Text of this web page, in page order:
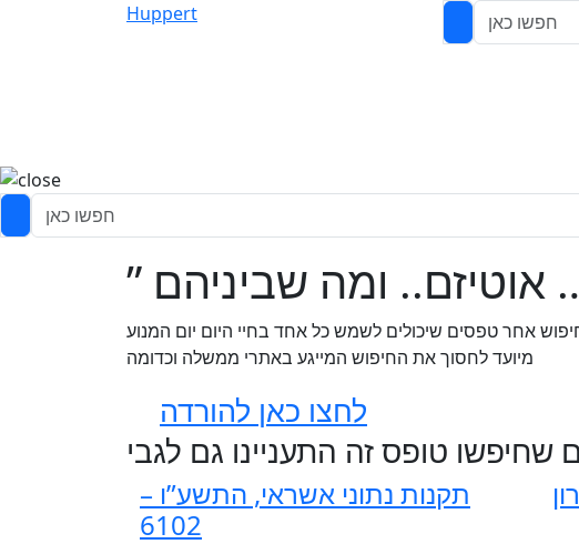
Huppert
אחר טפסים שיכולים לשמש כל אחד בחיי היום יום המנוע
מיועד לחסוך את החיפוש המייגע באתרי ממשלה וכדומה
לחצו כאן להורדה
שחיפשו טופס זה התעניינו גם לגבי
תקנות נתוני אשראי, התשע”ו –
6102